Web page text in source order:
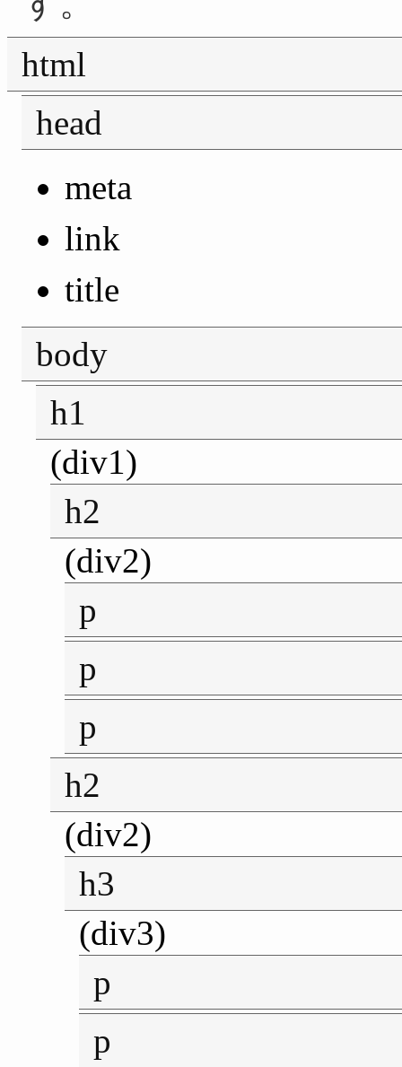
html
head
meta
link
title
body
h1
(div1)
h2
(div2)
p
p
p
h2
(div2)
h3
(div3)
p
p